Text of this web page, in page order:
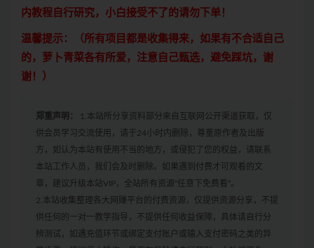
内教程自行研究，小白接受不了的请勿下单！
温馨提示：（所有项目都是收集得来，如果有不合适自己
的，萝卜青菜各有所爱，注意自己甄选，避免踩坑，谢
谢！）
郑重声明：
1.本站所分享资料部分来自互联网公开渠道获取，仅
供会员学习交流使用，请于24小时内删除，尊重原作者及出版
方，如认为本站有使用不当的地方，或侵犯了您的权益，请联系
本站工作人员，我们会及时删除。如果遇到付费才可观看的文
章，建议升级本站VIP，全站所有资源“任意下免费看”。
2.本站收集整理各大网赚平台的付费资源，仅提供资源分享，不提
供任何的一对一教学指导，不提供任何收益保障，具体请自行分
辨测试，如遇充值环节或绑定支付账户或输入支付密码之类的异